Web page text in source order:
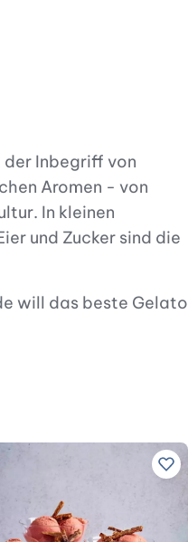
der Inbegriff von
Aromen - von
In kleinen
und Zucker sind die
will das beste Gelato
hinzufügen Zu